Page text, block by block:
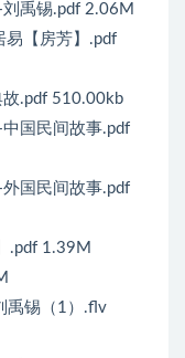
禹锡.pdf 2.06M
易【房芳】.pdf
.pdf 510.00kb
国民间故事.pdf
国民间故事.pdf
.pdf 1.39M
禹锡（1）.flv